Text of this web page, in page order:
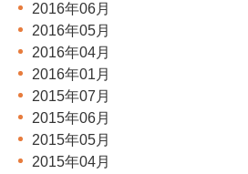
2016年06月
2016年05月
2016年04月
2016年01月
2015年07月
2015年06月
2015年05月
2015年04月